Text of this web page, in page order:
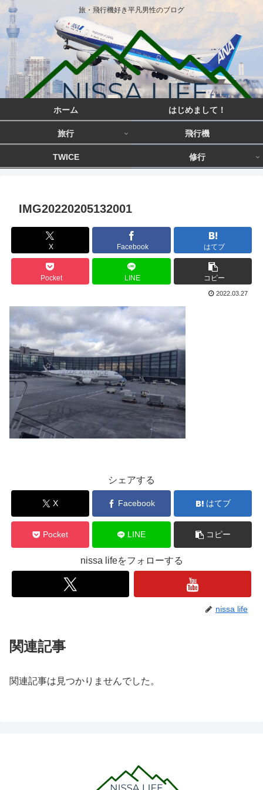
旅・飛行機好き平凡男性のブログ
ホーム はじめまして！
旅行 飛行機
TWICE 修行
IMG20220205132001
X Facebook はてブ
Pocket LINE コピー
2022.03.27
シェアする
X Facebook はてブ
Pocket LINE コピー
nissa lifeをフォローする
nissa life
関連記事
関連記事は見つかりませんでした。